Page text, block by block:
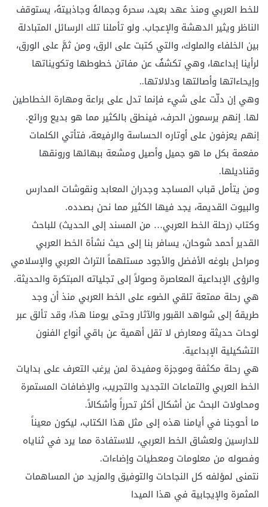
للخط العربي ومنذ عهد بعيد، سحرهُ وجمالهُ وجاذبيتهُ، يستوقف
الناظر ويثير الدهشة والإعجاب. ولو تأملنا تلك الرسائل المتبادلة
بين الخلفاء والملوك، والتي كتبت على الرق، ومن ثمَّ على الورق،
لرأينا إبداعها، وهي تكشفُ عن مفاتن خطوطها وتكويناتها
وإيحاءاتها وأصالتها ودلالاتها..
وهي إن دلّت على شيء فإنما تدل على براعة ومهارة الخطاطين
لها. إنهم يرسمون الحرف، فينطق بالكثير مما هو بديع ورائع.
إنهم يعزفون على أوتاره الحساسة والرفيعة، فتأتي الكلمات
مفعمة بكل ما هو جميل وأصيل ومشعة ببهائها ورونقها
وقناديلها.
ومن يتأمل قباب المساجد وجدران المعابد ونقوشات المدارس
والبيوت القديمة، يجد فيها الكثير مما نحن بصدده.
وكتاب (رحلة الخط العربي… من المسند إلى الحديث) للباحث
القدير أحمد شوحان، يسافر بنا إلى حيث نشأة الخط العربي
ومراحل بلوغه الأفضل والأجود مستلهماً التراث العربي والإسلامي
والرؤى الإبداعية المعاصرة وصولاً إلى تجلياته المبتكرة والحديثة.
هي رحلة ممتعة تلقي الضوء على الخط العربي منذ أن وجد
طريقهُ إلى شواهد القبور والآثار وحتى يومنا هذا، وقد تألق عبر
لوحات حديثة ومعارض لا تقل أهمية عن باقي أنواع الفنون
التشكيلية الإبداعية.
هي رحلة مكثفة وموجزة ومفيدة لمن يرغب التعرف على بدايات
الخط العربي والتماعات التجديد والتجريب، والإضافات المستمرة
ومحاولات البحث عن أشكال أكثر تحرراً وأشكالاً.
ما أحوجنا في أيامنا هذه إلى مثل هذا الكتاب، ليكون معيناً
للدارسين ولعشاق الخط العربي، للاستفادة مما يرد في ثناياه
وفصوله من معلومات ومعطيات وإضاءات.
نتمنى لمؤلفه كل النجاحات والتوفيق والمزيد من المساهمات
المثمرة والإيجابية في هذا الميدا